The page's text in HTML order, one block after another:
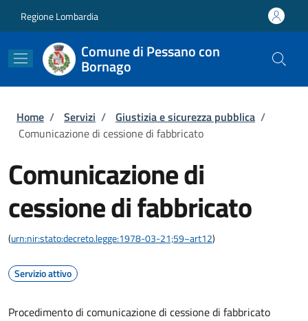
Regione Lombardia
Comune di Pessano con
Bornago
Briciole di pane
Home / Servizi / Giustizia e sicurezza pubblica /
Comunicazione di cessione di fabbricato
Comunicazione di
cessione di fabbricato
(urn:nir:stato:decreto.legge:1978-03-21;59~art12)
Servizio attivo
Procedimento di comunicazione di cessione di fabbricato